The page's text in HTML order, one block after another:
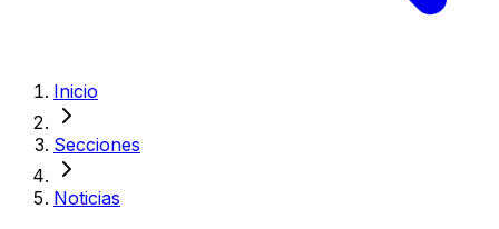
Inicio
Secciones
Noticias